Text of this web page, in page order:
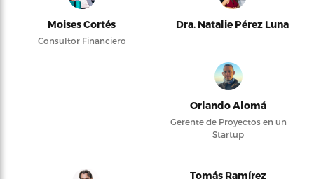
Moises Cortés
Consultor Financiero
Dra. Natalie Pérez Luna
Orlando Alomá
Gerente de Proyectos en un
Startup
Tomás Ramírez